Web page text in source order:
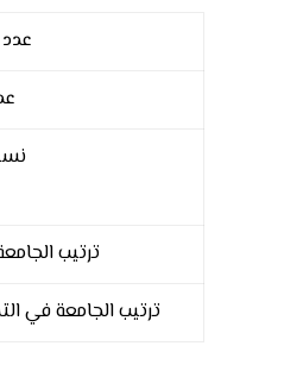
ترتيب
ترتيب الجامعة في